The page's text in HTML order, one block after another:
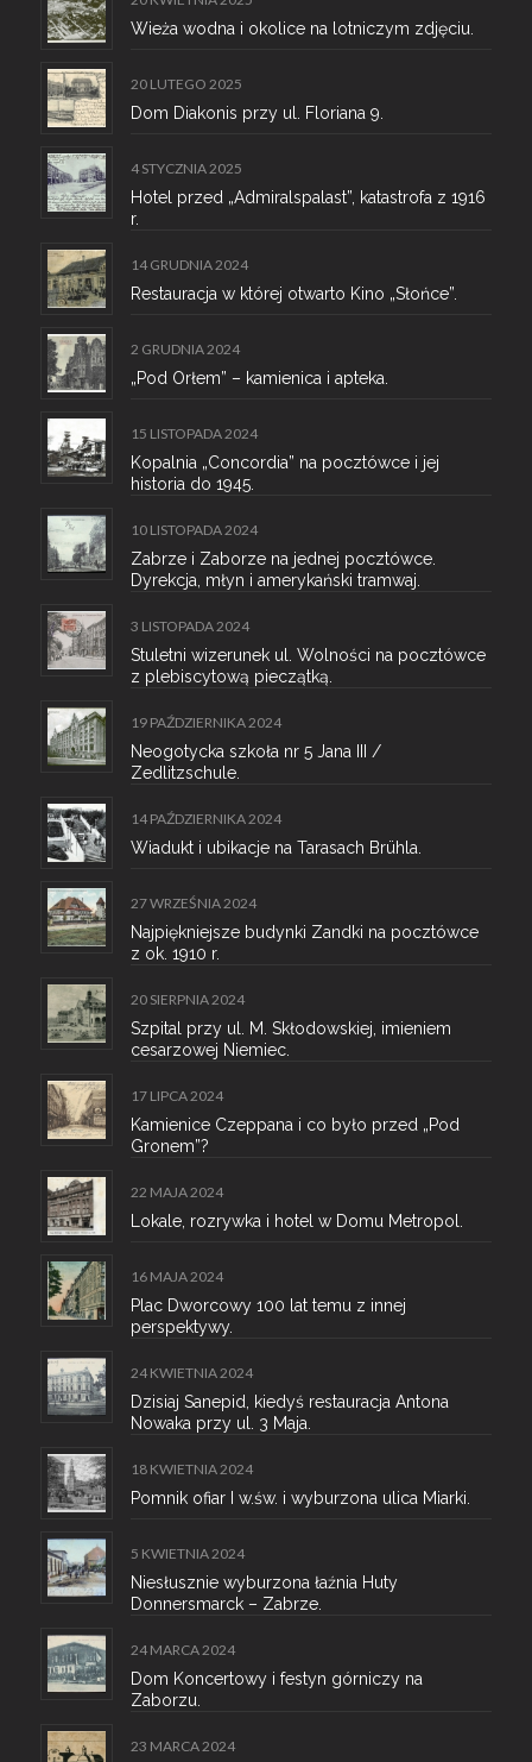
Wieża wodna i okolice na lotniczym zdjęciu.
20 LUTEGO 2025
Dom Diakonis przy ul. Floriana 9.
4 STYCZNIA 2025
Hotel przed „Admiralspalast”, katastrofa z 1916
r.
14 GRUDNIA 2024
Restauracja w której otwarto Kino „Słońce”.
2 GRUDNIA 2024
„Pod Orłem” – kamienica i apteka.
15 LISTOPADA 2024
Kopalnia „Concordia” na pocztówce i jej
historia do 1945.
10 LISTOPADA 2024
Zabrze i Zaborze na jednej pocztówce.
Dyrekcja, młyn i amerykański tramwaj.
3 LISTOPADA 2024
Stuletni wizerunek ul. Wolności na pocztówce
z plebiscytową pieczątką.
19 PAŹDZIERNIKA 2024
Neogotycka szkoła nr 5 Jana III /
Zedlitzschule.
14 PAŹDZIERNIKA 2024
Wiadukt i ubikacje na Tarasach Brühla.
27 WRZEŚNIA 2024
Najpiękniejsze budynki Zandki na pocztówce
z ok. 1910 r.
20 SIERPNIA 2024
Szpital przy ul. M. Skłodowskiej, imieniem
cesarzowej Niemiec.
17 LIPCA 2024
Kamienice Czeppana i co było przed „Pod
Gronem”?
22 MAJA 2024
Lokale, rozrywka i hotel w Domu Metropol.
16 MAJA 2024
Plac Dworcowy 100 lat temu z innej
perspektywy.
24 KWIETNIA 2024
Dzisiaj Sanepid, kiedyś restauracja Antona
Nowaka przy ul. 3 Maja.
18 KWIETNIA 2024
Pomnik ofiar I w.św. i wyburzona ulica Miarki.
5 KWIETNIA 2024
Niesłusznie wyburzona łaźnia Huty
Donnersmarck – Zabrze.
24 MARCA 2024
Dom Koncertowy i festyn górniczy na
Zaborzu.
23 MARCA 2024